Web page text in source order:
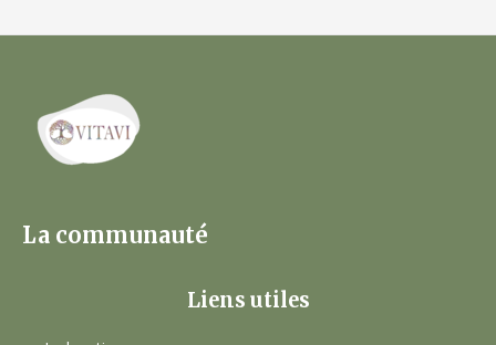
La communauté
Liens utiles